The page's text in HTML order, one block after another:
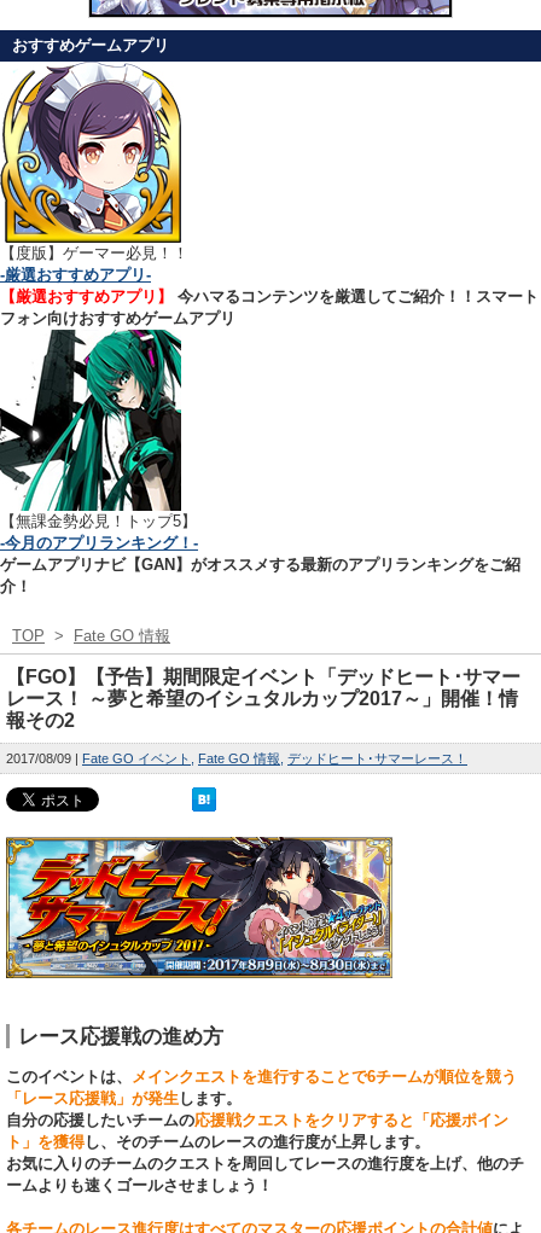
おすすめゲームアプリ
【 度版】ゲーマー必見！！
-厳選おすすめアプリ-
【厳選おすすめアプリ】
今ハマるコンテンツを厳選してご紹介！！スマート
フォン向けおすすめゲームアプリ
【無課金勢必見！トップ5】
-今月のアプリランキング！-
ゲームアプリナビ【GAN】がオススメする最新のアプリランキングをご紹
介！
TOP > Fate GO 情報
【FGO】【予告】期間限定イベント「デッドヒート･サマー
レース！ ～夢と希望のイシュタルカップ2017～」開催！情
報その2
2017/08/09 Fate GO イベント Fate GO 情報 デッドヒート･サマーレース！
レース応援戦の進め方
このイベントは、
メインクエストを進行することで6チームが順位を競う
「レース応援戦」が発生します。
自分の応援したいチームの応援戦クエストをクリアすると「応援ポイン
ト」を獲得し、そのチームのレースの進行度が上昇します。
お気に入りのチームのクエストを周回してレースの進行度を上げ、他のチ
ームよりも速くゴールさせましょう！
各チームのレース進行度はすべてのマスターの応援ポイントの合計値によ